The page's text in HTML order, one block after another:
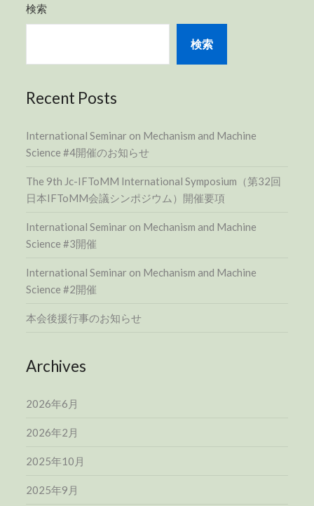
検索
検索
Recent Posts
International Seminar on Mechanism and Machine
Science #4開催のお知らせ
The 9th Jc-IFToMM International Symposium（第32回
日本IFToMM会議シンポジウム）開催要項
International Seminar on Mechanism and Machine
Science #3開催
International Seminar on Mechanism and Machine
Science #2開催
本会後援行事のお知らせ
Archives
2026年6月
2026年2月
2025年10月
2025年9月